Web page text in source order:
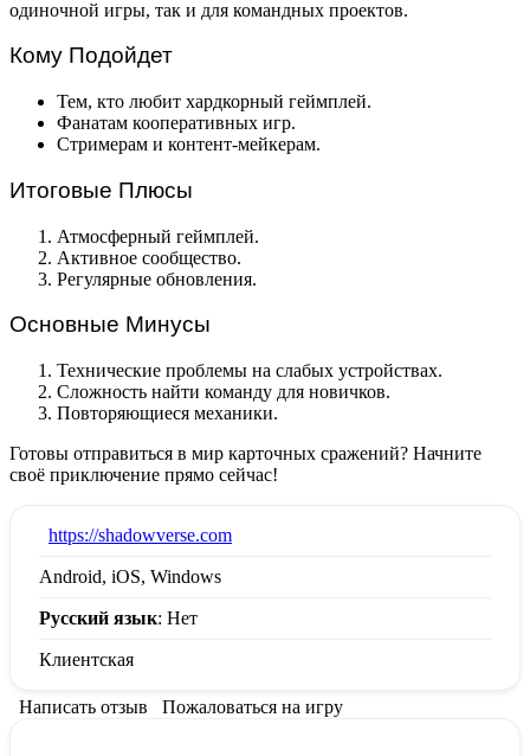
одиночной игры, так и для командных проектов.
Кому Подойдет
Тем, кто любит хардкорный геймплей.
Фанатам кооперативных игр.
Стримерам и контент-мейкерам.
Итоговые Плюсы
Атмосферный геймплей.
Активное сообщество.
Регулярные обновления.
Основные Минусы
Технические проблемы на слабых устройствах.
Сложность найти команду для новичков.
Повторяющиеся механики.
Готовы отправиться в мир карточных сражений? Начните
своё приключение прямо сейчас!
https://shadowverse.com
Android, iOS, Windows
Русский язык: Нет
Клиентская
Написать отзыв Пожаловаться на игру